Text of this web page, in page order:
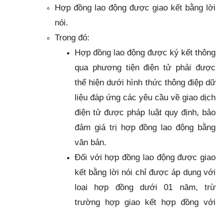
Hợp đồng lao động được giao kết bằng lời
nói.
Trong đó:
Hợp đồng lao động được ký kết thông
qua phương tiện điện tử phải được
thể hiện dưới hình thức thông điệp dữ
liệu đáp ứng các yêu cầu về giao dịch
điện tử được pháp luật quy định, bảo
đảm giá trị hợp đồng lao động bằng
văn bản.
Đối với hợp đồng lao động được giao
kết bằng lời nói chỉ được áp dụng với
loại hợp đồng dưới 01 năm, trừ
trường hợp giao kết hợp đồng với